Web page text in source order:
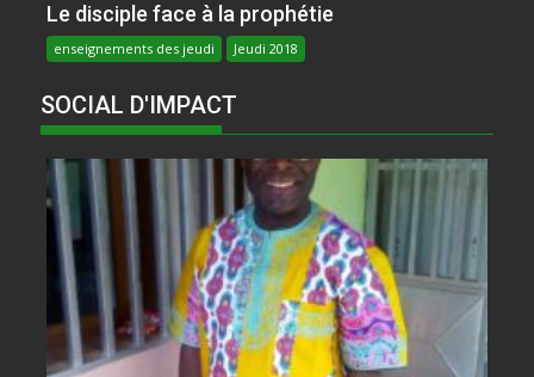
Le disciple face à la prophétie
enseignements des jeudi Jeudi 2018
SOCIAL D'IMPACT